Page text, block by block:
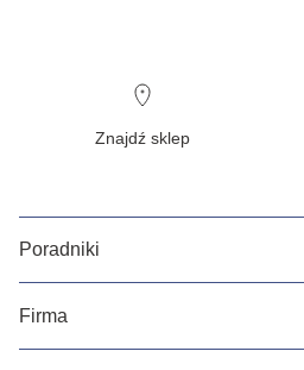
Znajdź sklep
Poradniki
Firma